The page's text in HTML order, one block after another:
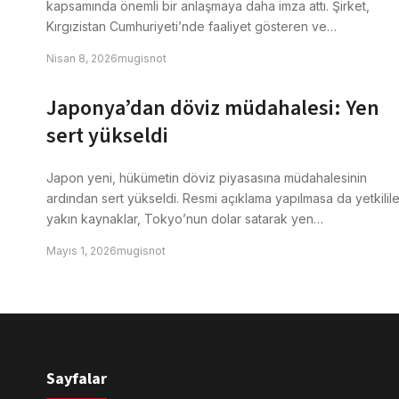
kapsamında önemli bir anlaşmaya daha imza attı. Şirket,
Kırgızistan Cumhuriyeti’nde faaliyet gösteren ve…
Nisan 8, 2026mugisnot
Japonya’dan döviz müdahalesi: Yen
sert yükseldi
Japon yeni, hükümetin döviz piyasasına müdahalesinin
ardından sert yükseldi. Resmi açıklama yapılmasa da
yakın kaynaklar, Tokyo’nun dolar satarak yen…
Mayıs 1, 2026mugisnot
Sayfalar